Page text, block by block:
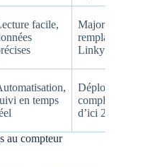
facile,
remplacé par
Linky
en temps
Déploiement
complet prévu
d’ici 2026
au compteur